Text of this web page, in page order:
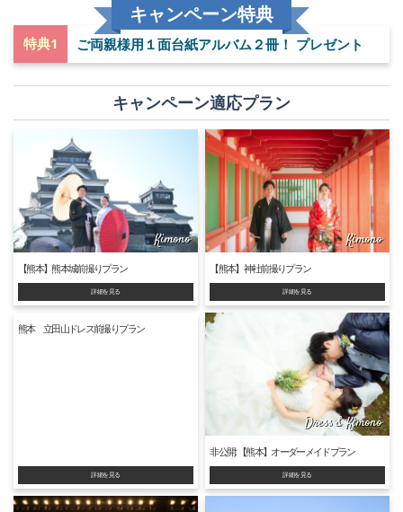
キャンペーン特典
特典1 ご両親様用１面台紙アルバム２冊！ プレゼント
キャンペーン適応プラン
Kimono
【熊本】熊本城前撮りプラン
詳細を見る
Kimono
【熊本】神社前撮りプラン
詳細を見る
熊本 立田山ドレス前撮りプラン
詳細を見る
Dress & Kimono
非公開: 【熊本】オーダーメイドプラン
詳細を見る